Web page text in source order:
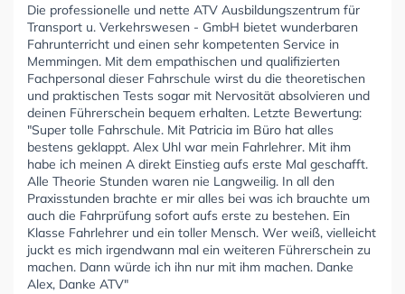
Die professionelle und nette ATV Ausbildungszentrum für
Transport u. Verkehrswesen - GmbH bietet wunderbaren
Fahrunterricht und einen sehr kompetenten Service in
Memmingen. Mit dem empathischen und qualifizierten
Fachpersonal dieser Fahrschule wirst du die theoretischen
und praktischen Tests sogar mit Nervosität absolvieren und
deinen Führerschein bequem erhalten. Letzte Bewertung:
"Super tolle Fahrschule. Mit Patricia im Büro hat alles
bestens geklappt. Alex Uhl war mein Fahrlehrer. Mit ihm
habe ich meinen A direkt Einstieg aufs erste Mal geschafft.
Alle Theorie Stunden waren nie Langweilig. In all den
Praxisstunden brachte er mir alles bei was ich brauchte um
auch die Fahrprüfung sofort aufs erste zu bestehen. Ein
Klasse Fahrlehrer und ein toller Mensch. Wer weiß, vielleicht
juckt es mich irgendwann mal ein weiteren Führerschein zu
machen. Dann würde ich ihn nur mit ihm machen. Danke
Alex, Danke ATV"